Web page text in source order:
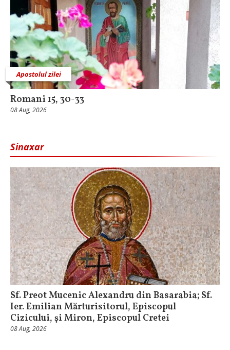
Apostolul zilei
Romani 15, 30-33
08 Aug, 2026
Sinaxar
Sf. Preot Mucenic Alexandru din Basarabia; Sf.
Ier. Emilian Mărturisitorul, Episcopul
Cizicului, şi Miron, Episcopul Cretei
08 Aug, 2026